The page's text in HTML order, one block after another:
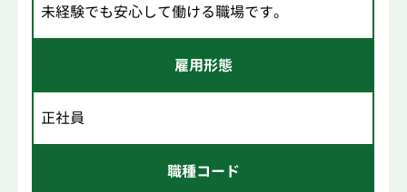
未経験でも安心して働ける職場です。
雇用形態
正社員
職種コード